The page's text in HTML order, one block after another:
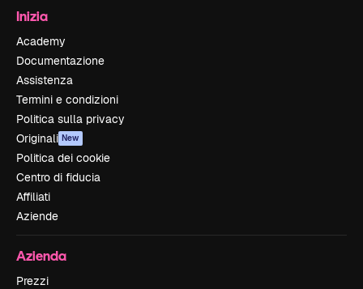
Inizia
Academy
Documentazione
Assistenza
Termini e condizioni
Politica sulla privacy
Originali New
Politica dei cookie
Centro di fiducia
Affiliati
Aziende
Azienda
Prezzi